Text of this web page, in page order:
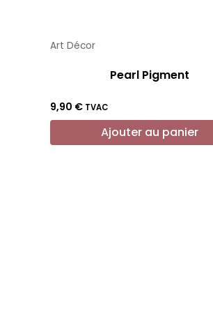
Art Décor
Pearl Pigment
9,90 € TVAC
Ajouter au panier